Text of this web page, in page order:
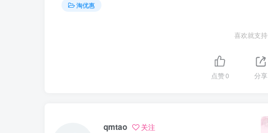
淘优惠
喜欢就支
点赞0 分享
qmtao 关注